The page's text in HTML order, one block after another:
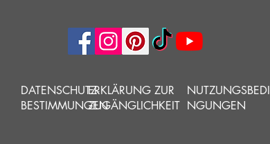
DATENSCHUTZ-
BESTIMMUNGEN
ERKLÄRUNG ZUR
ZUGÄNGLICHKEIT
NUTZUNGSBEDI
NGUNGEN